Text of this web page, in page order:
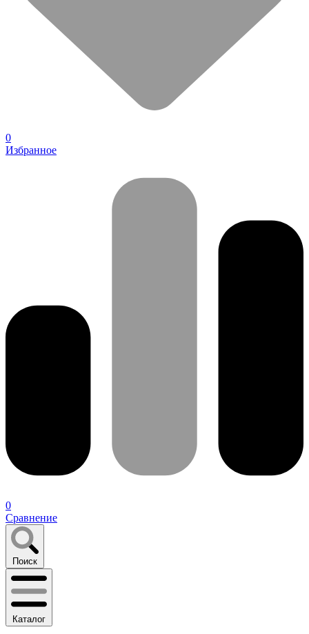
0
Избранное
0
Сравнение
Поиск
Каталог